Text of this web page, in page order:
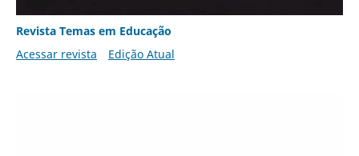
Revista Temas em Educação
Acessar revista
Edição Atual